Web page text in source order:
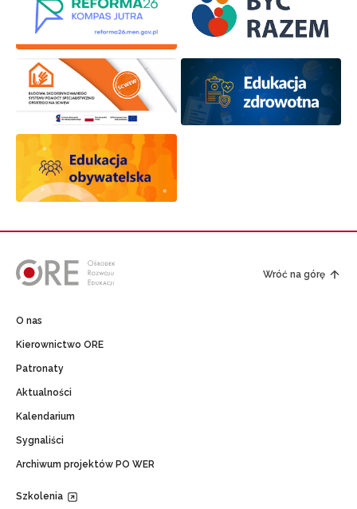
Wróć na górę
O nas
Kierownictwo ORE
Patronaty
Aktualności
Kalendarium
Sygnaliści
Archiwum projektów PO WER
Szkolenia